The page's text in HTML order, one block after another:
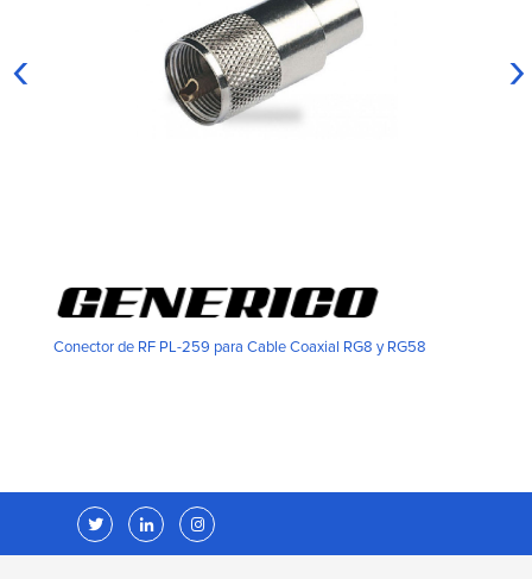
Conector de RF PL-259 para Cable Coaxial RG8 y RG58
‹ ›